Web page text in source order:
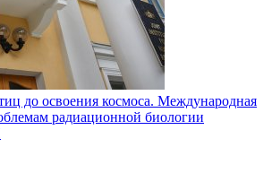
до освоения космоса. Международная
радиационной биологии